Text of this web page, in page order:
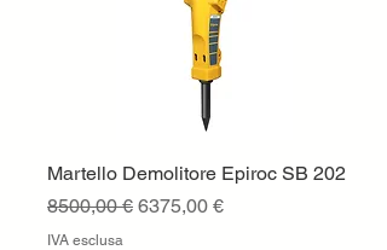
Martello Demolitore Epiroc SB 202
Prezzo regolare
8500,00 € Prezzo scontato
6375,00 €
IVA esclusa